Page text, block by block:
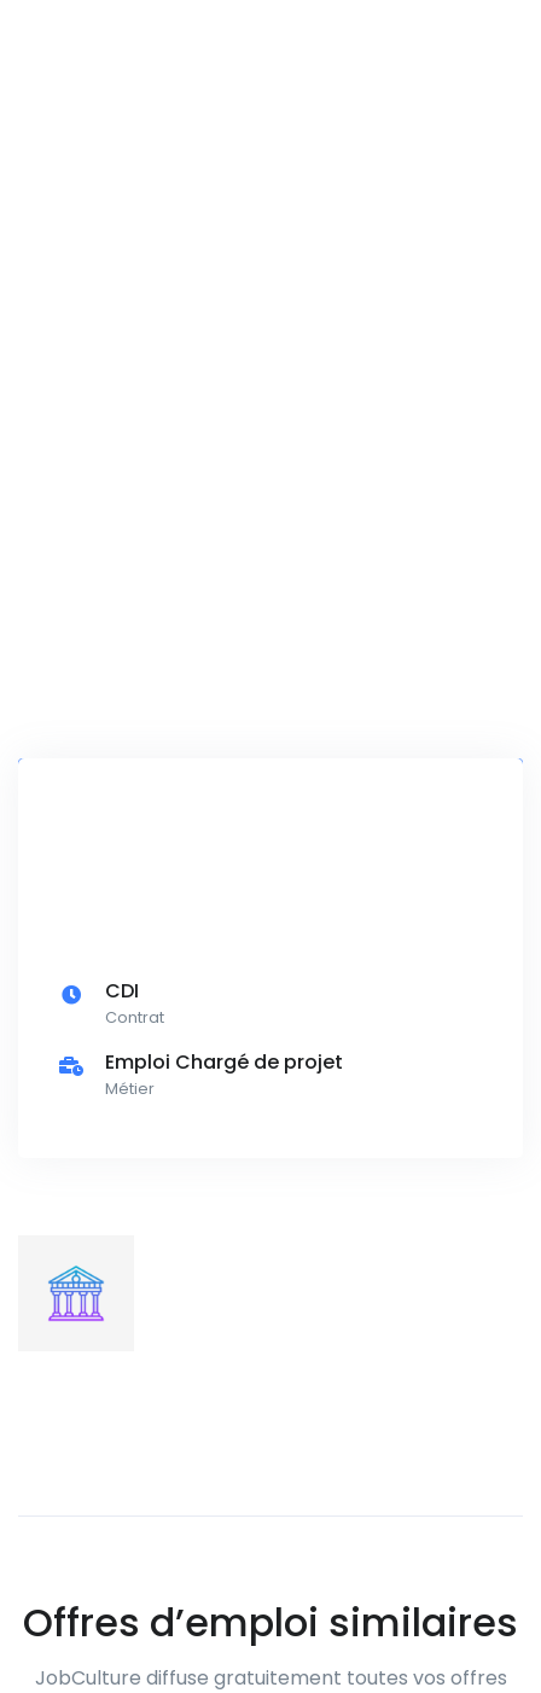
CDI
Contrat
Emploi Chargé de projet
Métier
Offres d’emploi similaires
JobCulture diffuse gratuitement toutes vos offres